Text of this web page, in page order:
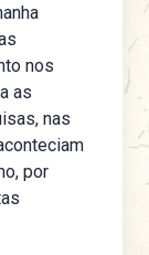
nos
as
nas
por